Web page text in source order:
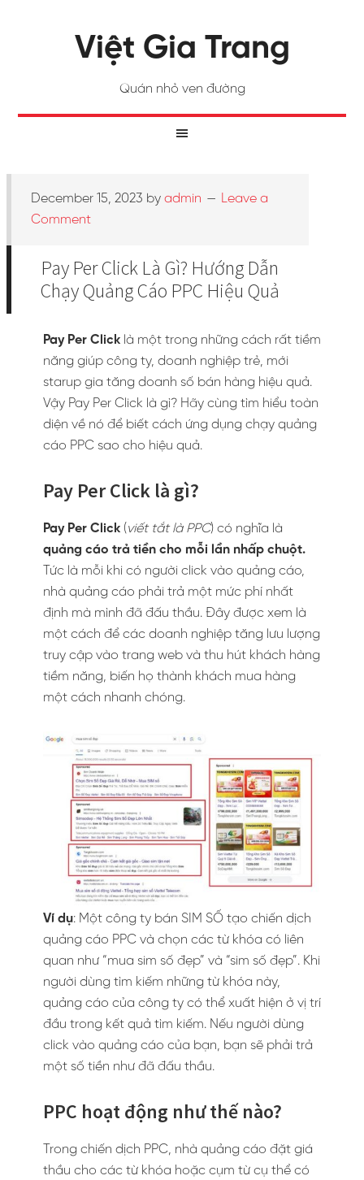
Việt Gia Trang
Quán nhỏ ven đường
December 15, 2023 by admin
Leave a
Comment
Pay Per Click Là Gì? Hướng Dẫn
Chạy Quảng Cáo PPC Hiệu Quả
Pay Per Click là một trong những cách rất tiềm
năng giúp công ty, doanh nghiệp trẻ, mới
starup gia tăng doanh số bán hàng hiệu quả.
Vậy Pay Per Click là gì? Hãy cùng tìm hiểu toàn
diện về nó để biết cách ứng dụng chạy quảng
cáo PPC sao cho hiệu quả.
Pay Per Click là gì?
Pay Per Click (viết tắt là PPC) có nghĩa là
quảng cáo trả tiền cho mỗi lần nhấp chuột.
Tức là mỗi khi có người click vào quảng cáo,
nhà quảng cáo phải trả một mức phí nhất
định mà mình đã đấu thầu. Đây được xem là
một cách để các doanh nghiệp tăng lưu lượng
truy cập vào trang web và thu hút khách hàng
tiềm năng, biến họ thành khách mua hàng
một cách nhanh chóng.
Ví dụ: Một công ty bán SIM SỐ tạo chiến dịch
quảng cáo PPC và chọn các từ khóa có liên
quan như “mua sim số đẹp” và “sim số đẹp”. Khi
người dùng tìm kiếm những từ khóa này,
quảng cáo của công ty có thể xuất hiện ở vị trí
đầu trong kết quả tìm kiếm. Nếu người dùng
click vào quảng cáo của bạn, bạn sẽ phải trả
một số tiền như đã đấu thầu.
PPC hoạt động như thế nào?
Trong chiến dịch PPC, nhà quảng cáo đặt giá
thầu cho các từ khóa hoặc cụm từ cụ thể có